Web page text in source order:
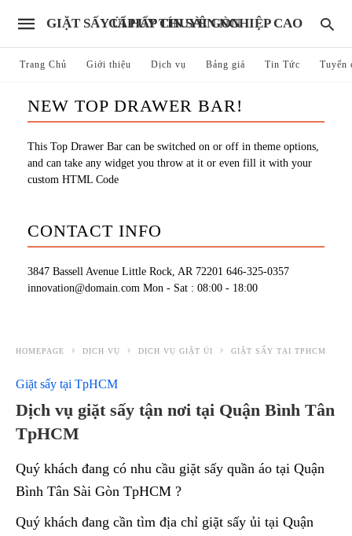
GIẶT SẤY ỦI HẤP CHUYÊN NGHIỆP CAO CẤP UY TÍN SÀI GÒN
Trang Chủ Giới thiệu Dịch vụ Bảng giá Tin Tức Tuyển
NEW TOP DRAWER BAR!
This Top Drawer Bar can be switched on or off in theme options,
and can take any widget you throw at it or even fill it with your
custom HTML Code
CONTACT INFO
3847 Bassell Avenue Little Rock, AR 72201 646-325-0357
innovation@domain.com Mon - Sat : 08:00 - 18:00
HOMEPAGE DỊCH VỤ DỊCH VỤ GIẶT ỦI GIẶT SẤY TẠI TPHCM
Giặt sấy tại TpHCM
Dịch vụ giặt sấy tận nơi tại Quận Bình Tân
TpHCM
Quý khách đang có nhu cầu giặt sấy quần áo tại Quận
Bình Tân Sài Gòn TpHCM ?
Quý khách đang cần tìm địa chỉ giặt sấy ủi tại Quận